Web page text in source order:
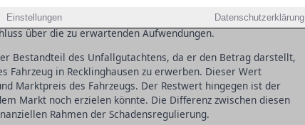
Einstellungen Datenschutzerklärung
klare Berechnungen zum Wiederbeschaffungswert und
des Schadens abzustecken. Zuverlässige Angaben zu
über die zu erwartenden Aufwendungen.
Bestandteil des Unfallgutachtens, da er den Betrag darstellt,
in Recklinghausen zu erwerben. Dieser Wert
Marktpreis des Fahrzeugs. Der Restwert hingegen ist der
Markt noch erzielen könnte. Die Differenz zwischen diesen
Rahmen der Schadensregulierung.